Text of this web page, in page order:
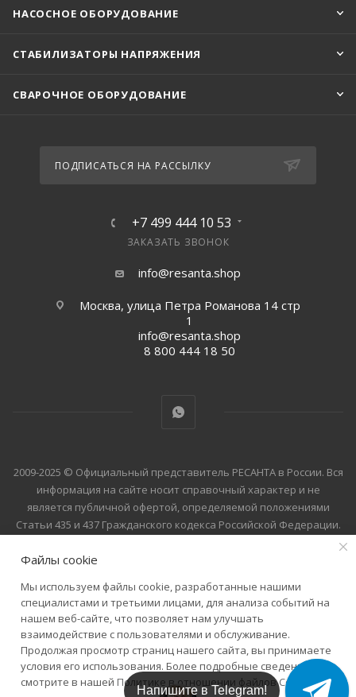
НАСОСНОЕ ОБОРУДОВАНИЕ
СТАБИЛИЗАТОРЫ НАПРЯЖЕНИЯ
СВАРОЧНОЕ ОБОРУДОВАНИЕ
ПОДПИСАТЬСЯ НА РАССЫЛКУ
+7 499 444 10 53
ЗАКАЗАТЬ ЗВОНОК
info@resanta.shop
Москва, улица Петра Романова 14 стр
1
info@resanta.shop
8 800 444 18 50
2009-2025 © Официальный представитель РЕСАНТА в России. Вся
информация на сайте носит справочный характер и не
является публичной офертой, определяемой положениями
Статьи 435 и 437 Гражданского кодекса Российской Федерации.
поставки товара могут быть изменены производителем без
наших менеджеров по телефону 8 800 444 18 50.
Файлы cookie
Мы используем файлы cookie, разработанные нашими
специалистами и третьими лицами, для анализа событий на
нашем веб-сайте, что позволяет нам улучшать
взаимодействие с пользователями и обслуживание.
Продолжая просмотр страниц нашего сайта, вы принимаете
условия его использования. Более подробные сведения
смотрите в нашей Политике в отношении файлов Cookie.
Напишите в Telegram!